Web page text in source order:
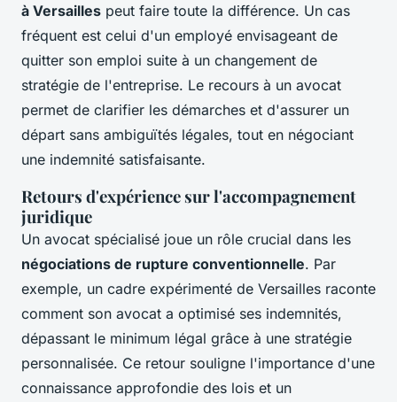
à Versailles peut faire toute la différence. Un cas
fréquent est celui d'un employé envisageant de
quitter son emploi suite à un changement de
stratégie de l'entreprise. Le recours à un avocat
permet de clarifier les démarches et d'assurer un
départ sans ambiguïtés légales, tout en négociant
une indemnité satisfaisante.
Retours d'expérience sur l'accompagnement
juridique
Un avocat spécialisé joue un rôle crucial dans les
négociations de rupture conventionnelle. Par
exemple, un cadre expérimenté de Versailles raconte
comment son avocat a optimisé ses indemnités,
dépassant le minimum légal grâce à une stratégie
personnalisée. Ce retour souligne l'importance d'une
connaissance approfondie des lois et un